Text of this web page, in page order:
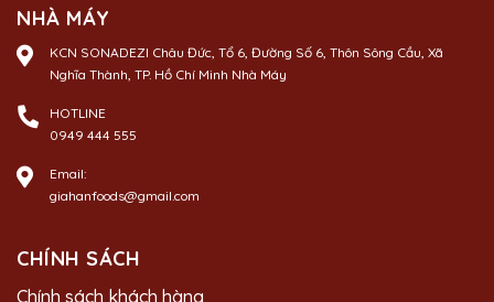
NHÀ MÁY
KCN SONADEZI Châu Đức, Tổ 6, Đường Số 6, Thôn Sông Cầu, Xã
Nghĩa Thành, TP. Hồ Chí Minh Nhà Máy
HOTLINE
0949 444 555
Email:
giahanfoods@gmail.com
CHÍNH SÁCH
Chính sách khách hàng